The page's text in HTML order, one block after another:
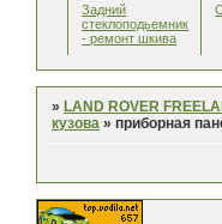
Задний
стеклоподьемник
- ремонт шкива
» LAND ROVER
кузова »приборная